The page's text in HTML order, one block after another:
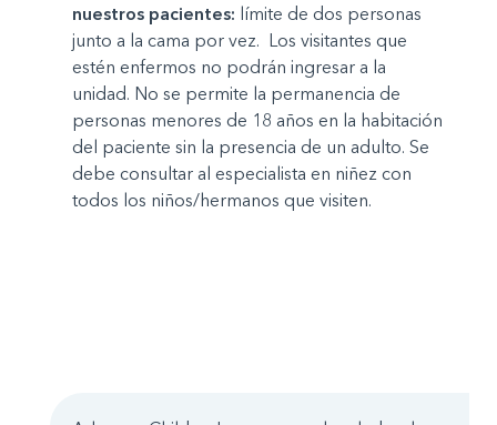
nuestros pacientes: límite de dos personas
junto a la cama por vez. Los visitantes que
estén enfermos no podrán ingresar a la
unidad. No se permite la permanencia de
personas menores de 18 años en la habitación
del paciente sin la presencia de un adulto. Se
debe consultar al especialista en niñez con
todos los niños/hermanos que visiten.